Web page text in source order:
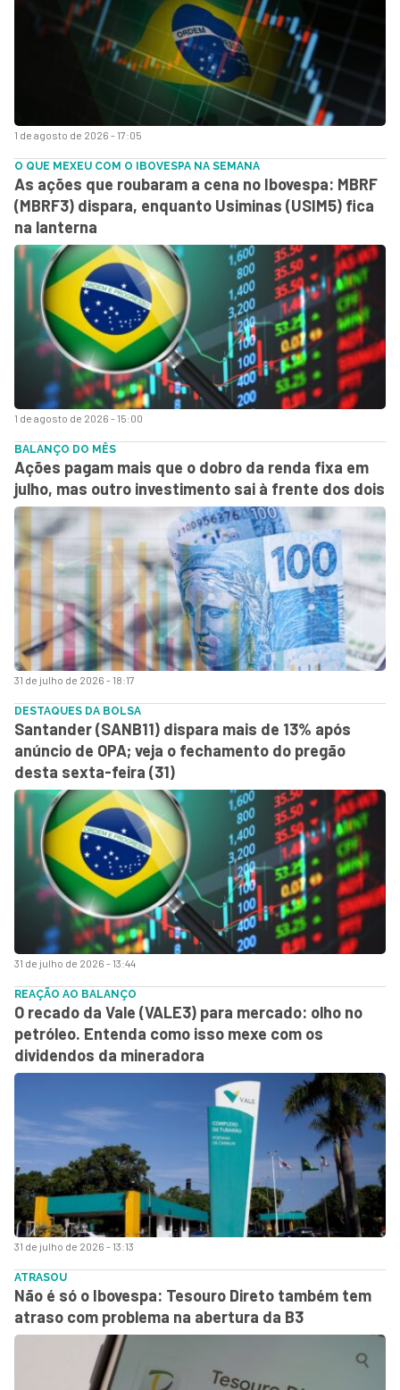
1 de agosto de 2026 - 17:05
1 de agosto de 2026 - 15:00
O QUE MEXEU COM O IBOVESPA NA SEMANA
As ações que roubaram a cena no Ibovespa: MBRF
(MBRF3) dispara, enquanto Usiminas (USIM5) fica
na lanterna
31 de julho de 2026 - 18:17
BALANÇO DO MÊS
Ações pagam mais que o dobro da renda fixa em
julho, mas outro investimento sai à frente dos dois
31 de julho de 2026 - 13:44
DESTAQUES DA BOLSA
Santander (SANB11) dispara mais de 13% após
anúncio de OPA; veja o fechamento do pregão
desta sexta-feira (31)
31 de julho de 2026 - 13:13
REAÇÃO AO BALANÇO
O recado da Vale (VALE3) para mercado: olho no
petróleo. Entenda como isso mexe com os
dividendos da mineradora
ATRASOU
Não é só o Ibovespa: Tesouro Direto também tem
atraso com problema na abertura da B3